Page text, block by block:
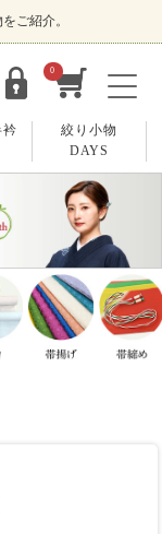
ご紹介。
0
衿
絞り小物
DAYS